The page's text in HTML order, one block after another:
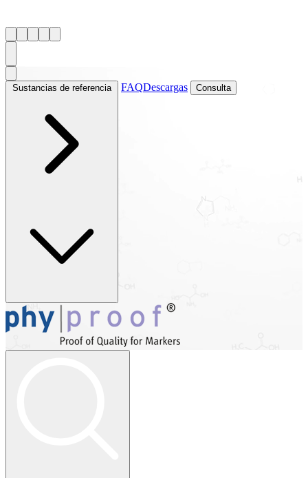
Sustancias de referencia FAQDescargas Consulta